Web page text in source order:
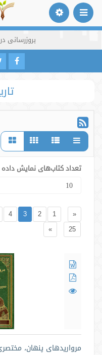
بروزرسانی در :
تعداد کتاب‌های نمایش
«
1
2
3
4
25
»
مرواریدهای پنهان،